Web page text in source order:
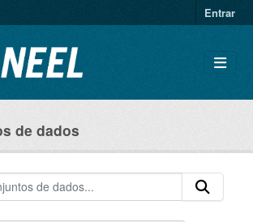
Entrar
de dados